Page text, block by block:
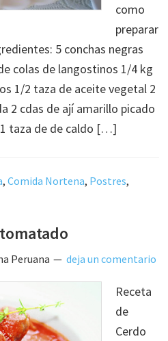
como
preparar
5 conchas negras
colas de langostinos 1/4 kg
1/2 taza de aceite vegetal 2
2 cdas de ají amarillo picado
taza de de caldo […]
,Comida Nortena, Postres,
Peruana deja un comentario
Receta
de
Cerdo